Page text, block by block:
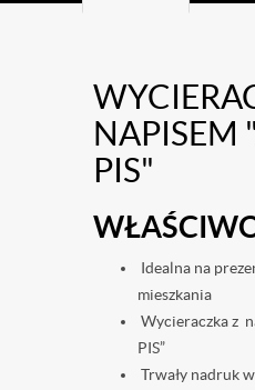
NAPISEM
PIS"
Idealna na
mieszkania
Wycieraczka z
PIS”
Trwały nadruk